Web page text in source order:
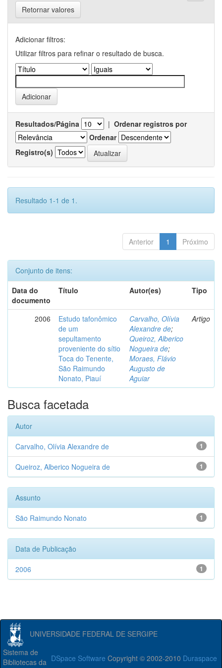
Retornar valores
Adicionar filtros:
Utilizar filtros para refinar o resultado de busca.
Resultados/Página | Ordenar registros por
Ordenar
Registro(s)
Resultado 1-1 de 1.
Anterior 1 Próximo
Conjunto de itens:
Data do
documento
Título Autor(es) Tipo
2006
Estudo tafonômico
de um
sepultamento
proveniente do sítio
Toca do Tenente,
São Raimundo
Nonato, Piauí
Carvalho, Olívia
Alexandre de;
Queiroz, Alberico
Nogueira de;
Moraes, Flávio
Augusto de
Aguiar
Artigo
Busca facetada
Autor
1
Carvalho, Olívia Alexandre de
1
Queiroz, Alberico Nogueira de
Assunto
1
São Raimundo Nonato
Data de Publicação
1
2006
UNIVERSIDADE FEDERAL DE SERGIPE
DSpace Software Copyright © 2002-2010 Duraspace
Sistema de
Bibliotecas da